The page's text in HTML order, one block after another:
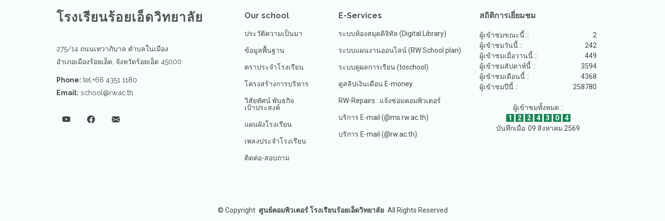
โรงเรียนร้อยเอ็ดวิทยาลัย
275/14 ถนนเทวาภิบาล ตำบลในเมือง
อำเภอเมืองร้อยเอ็ด, จังหวัดร้อยเอ็ด 45000
Phone: tel:+66 4351 1180
Email: school@rw.ac.th
Our school
ประวัติความเป็นมา
ข้อมูลพื้นฐาน
ตราประจำโรงเรียน
โครงสร้างการบริหาร
วิสัยทัศน์ พันธกิจ
เป้าประสงค์
แผนผังโรงเรียน
เพลงประจำโรงเรียน
ติดต่อ-สอบถาม
E-Services
ระบบห้องสมุดดิจิทัล (Digital Library)
ระบบแผนงานออนไลน์ (RW School plan)
ระบบดูผลการเรียน (toschool)
ดูสลิปเงินเดือน E-money
RW-Repairs : แจ้งซ่อมคอมพิวเตอร์
บริการ E-mail (@ms.rw.ac.th)
บริการ E-mail (@rw.ac.th)
สถิติการเยี่ยมชม
ผู้เข้าชมขณะนี้ ::
2
ผู้เข้าชมวันนี้ ::
242
ผู้เข้าชมเมื่อวานนี้ ::
449
ผู้เข้าชมสัปดาห์นี้ ::
3594
ผู้เข้าชมเดือนนี้ ::
4368
ผู้เข้าชมปีนี้ ::
258780
ผู้เข้าชมทั้งหมด ::
1
2 2 4 3 0
4
บันทึกเมื่อ: 09 สิงหาคม 2569
© Copyright ศูนย์คอมพิวเตอร์ โรงเรียนร้อยเอ็ดวิทยาลัย All Rights Reserved